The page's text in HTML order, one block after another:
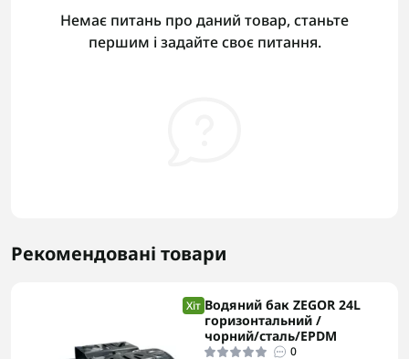
Немає питань про даний товар, станьте
першим і задайте своє питання.
Рекомендовані товари
Хіт Водяний бак ZEGOR 24L
горизонтальний /
чорний/сталь/EPDM
0